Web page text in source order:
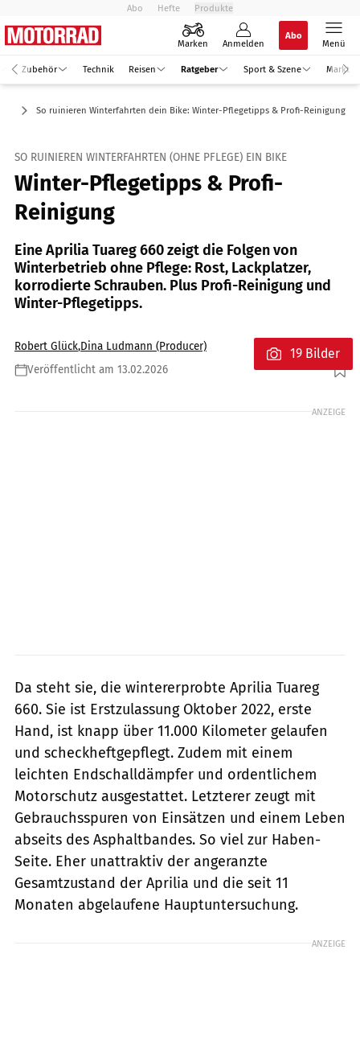
Abo Hefte Produkte
Marken Anmelden
Abo
Menü
Zubehör Technik Reisen Ratgeber Sport & Szene Markt
So ruinieren Winterfahrten dein Bike: Winter-Pflegetipps & Profi-Reinigung
SO RUINIEREN WINTERFAHRTEN (OHNE PFLEGE) EIN BIKE
Winter-Pflegetipps & Profi-
Reinigung
Eine Aprilia Tuareg 660 zeigt die Folgen von
Winterbetrieb ohne Pflege: Rost, Lackplatzer,
korrodierte Schrauben. Plus Profi-Reinigung und
Winter-Pflegetipps.
Robert Glück,Dina Ludmann (Producer)
Veröffentlicht am 13.02.2026
Foto: Tyson Jopson
19 Bilder
ANZEIGE
Da steht sie, die wintererprobte Aprilia Tuareg
660. Sie ist Erstzulassung Oktober 2022, erste
Hand, ist knapp über 11.000 Kilometer gelaufen
und scheckheftgepflegt. Zudem mit einem
leichten Endschalldämpfer und ordentlichem
Motorschutz ausgestattet. Letzterer zeugt mit
Gebrauchsspuren von Einsätzen und einem Leben
abseits des Asphaltbandes. So viel zur Haben-
Seite. Eher unattraktiv der angeranzte
Gesamtzustand der Aprilia und die seit 11
Monaten abgelaufene Hauptuntersuchung.
ANZEIGE